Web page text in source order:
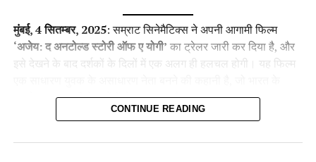
मुंबई, 4 सितम्बर, 2025: सम्राट सिनेमैटिक्स ने अपनी आगामी फिल्म
‘अजेय: द अनटोल्ड स्टोरी ऑफ ए योगी’ का ट्रेलर जारी कर दिया है, और
इसे देखने के बाद दर्शकों के दिलों में एक अलग ही हलचल होगी। यह फिल्म
सबसे प्रभावशाली नेताओं में से एक बनता है।
Official Trailer:-
CONTINUE READING